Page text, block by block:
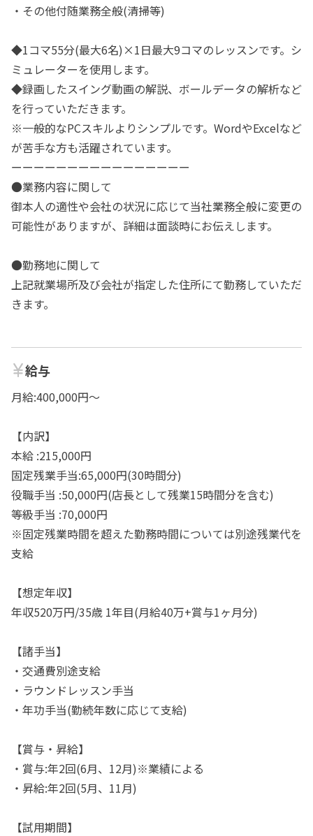
・その他付随業務全般(清掃等)
◆1コマ55分(最大6名)×1日最大9コマのレッスンです。シ
ミュレーターを使用します。
◆録画したスイング動画の解説、ボールデータの解析など
を行っていただきます。
※一般的なPCスキルよりシンプルです。WordやExcelなど
が苦手な方も活躍されています。
ーーーーーーーーーーーーーーーー
●業務内容に関して
御本人の適性や会社の状況に応じて当社業務全般に変更の
可能性がありますが、詳細は面談時にお伝えします。
●勤務地に関して
上記就業場所及び会社が指定した住所にて勤務していただ
きます。
給与
月給:400,000円～
【内訳】
本給 :215,000円
固定残業手当:65,000円(30時間分)
役職手当 :50,000円(店長として残業15時間分を含む)
等級手当 :70,000円
※固定残業時間を超えた勤務時間については別途残業代を
支給
【想定年収】
年収520万円/35歳 1年目(月給40万+賞与1ヶ月分)
【諸手当】
・交通費別途支給
・ラウンドレッスン手当
・年功手当(勤続年数に応じて支給)
【賞与・昇給】
・賞与:年2回(6月、12月)※業績による
・昇給:年2回(5月、11月)
【試用期間】